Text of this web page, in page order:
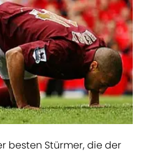
besten Stürmer, die der